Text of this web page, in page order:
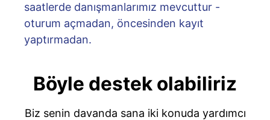
saatlerde danışmanlarımız mevcuttur -
oturum açmadan, öncesinden kayıt
yaptırmadan.
Böyle destek olabiliriz
Biz senin davanda sana iki konuda yardımcı